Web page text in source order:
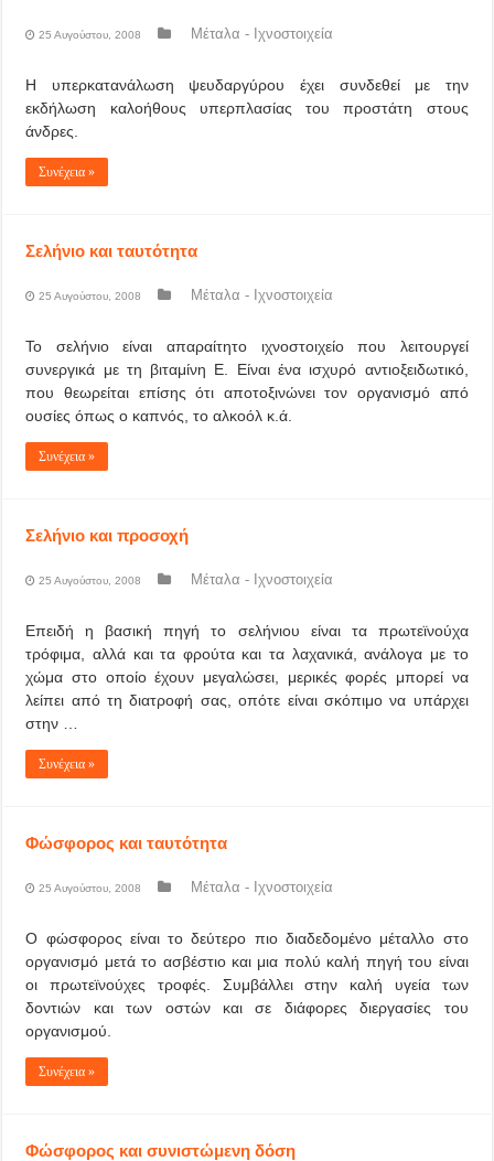
25 Αυγούστου, 2008 Μέταλα - Ιχνοστοιχεία
Η υπερκατανάλωση ψευδαργύρου έχει συνδεθεί με την
εκδήλωση καλοήθους υπερπλασίας του προστάτη στους
άνδρες.
Συνέχεια »
Σελήνιο και ταυτότητα
25 Αυγούστου, 2008 Μέταλα - Ιχνοστοιχεία
Το σελήνιο είναι απαραίτητο ιχνοστοιχείο που λειτουργεί
συνεργικά με τη βιταμίνη Ε. Είναι ένα ισχυρό αντιοξειδωτικό,
που θεωρείται επίσης ότι αποτοξινώνει τον οργανισμό από
ουσίες όπως ο καπνός, το αλκοόλ κ.ά.
Συνέχεια »
Σελήνιο και προσοχή
25 Αυγούστου, 2008 Μέταλα - Ιχνοστοιχεία
Επειδή η βασική πηγή το σελήνιου είναι τα πρωτεϊνούχα
τρόφιμα, αλλά και τα φρούτα και τα λαχανικά, ανάλογα με το
χώμα στο οποίο έχουν μεγαλώσει, μερικές φορές μπορεί να
λείπει από τη διατροφή σας, οπότε είναι σκόπιμο να υπάρχει
στην …
Συνέχεια »
Φώσφορος και ταυτότητα
25 Αυγούστου, 2008 Μέταλα - Ιχνοστοιχεία
Ο φώσφορος είναι το δεύτερο πιο διαδεδομένο μέταλλο στο
οργανισμό μετά το ασβέστιο και μια πολύ καλή πηγή του είναι
οι πρωτεϊνούχες τροφές. Συμβάλλει στην καλή υγεία των
δοντιών και των οστών και σε διάφορες διεργασίες του
οργανισμού.
Συνέχεια »
Φώσφορος και συνιστώμενη δόση